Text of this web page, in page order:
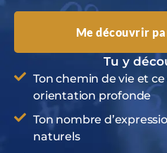
Me découvrir
Tu y
Ton chemin de vie et
orientation profonde
Ton nombre
naturels